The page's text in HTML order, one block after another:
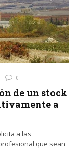
0
de un stock
a
a las
que sean